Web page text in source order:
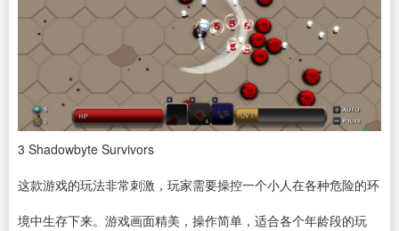
3 Shadowbyte Survivors
这款游戏的玩法非常刺激，玩家需要操控一个小人在各种危险的环
境中生存下来。游戏画面精美，操作简单，适合各个年龄段的玩